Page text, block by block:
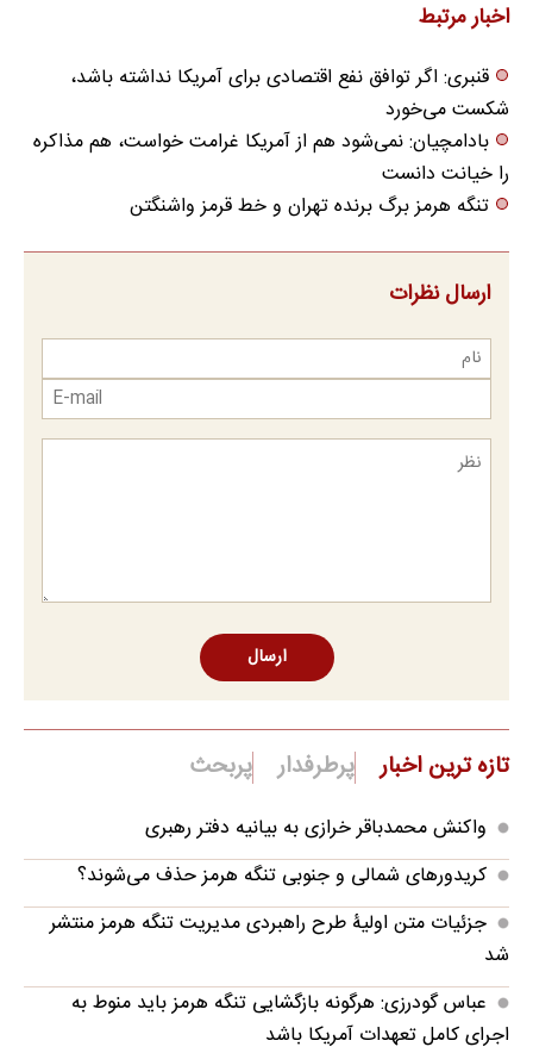
اخبار مرتبط
قنبری: ​اگر توافق نفع اقتصادی برای آمریکا نداشته باشد،
شکست می‌خورد
بادامچیان: نمی‌شود هم از آمریکا غرامت خواست، هم مذاکره
را خیانت دانست
تنگه هرمز برگ برنده تهران و خط قرمز واشنگتن
ارسال نظرات
ارسال
تازه ترین اخبار پرطرفدار پربحث
واکنش محمدباقر خرازی به بیانیه دفتر رهبری
کریدورهای شمالی و جنوبی تنگه هرمز حذف می‌شوند؟
جزئیات متن اولیۀ طرح راهبردی مدیریت تنگه هرمز منتشر
شد
عباس گودرزی: هرگونه بازگشایی تنگه هرمز باید منوط به
اجرای کامل تعهدات آمریکا باشد